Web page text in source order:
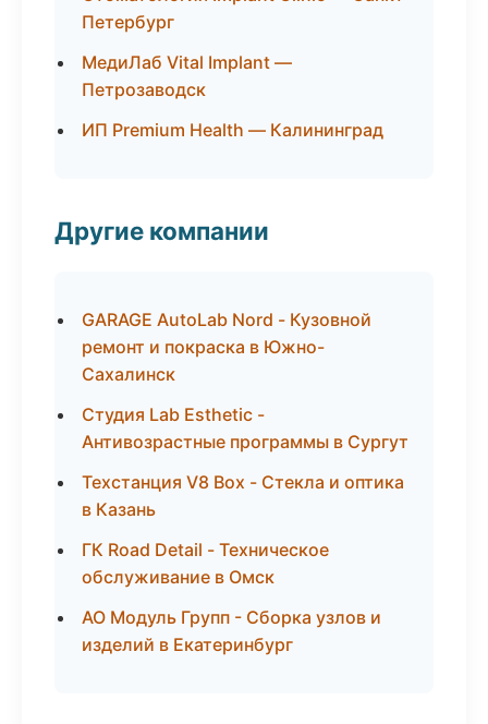
Петербург
МедиЛаб Vital Implant —
Петрозаводск
ИП Premium Health — Калининград
Другие компании
GARAGE AutoLab Nord - Кузовной
ремонт и покраска в Южно-
Сахалинск
Студия Lab Esthetic -
Антивозрастные программы в Сургут
Техстанция V8 Box - Стекла и оптика
в Казань
ГК Road Detail - Техническое
обслуживание в Омск
АО Модуль Групп - Сборка узлов и
изделий в Екатеринбург